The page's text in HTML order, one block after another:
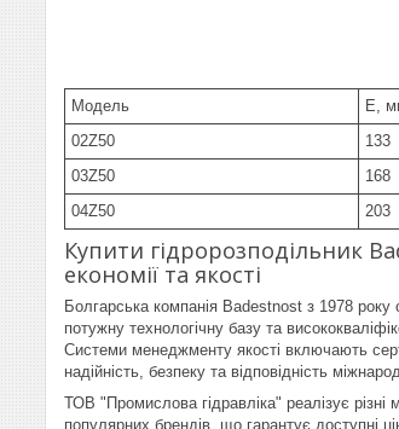
Модель E,
02Z50
133
03Z50
168
04Z50
203
Купити гідророзподільник
економії та якості
Болгарська компанія Badestnost з 1978 року
потужну технологічну базу та
Системи менеджменту якості включають
надійність, безпеку та відповідність
ТОВ "Промислова гідравліка" реалізує
популярних брендів, що гарантує доступні